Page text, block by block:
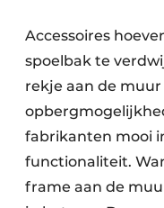
Accessoires
spoelbak te
rekje aan de
fabrikanten mooi
functionaliteit.
frame aan de